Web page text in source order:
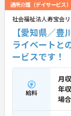
通所介護（デイサービス）
社会福祉法人寿宝会
【愛知県／
ライベートと
ービスです！
給料
月収
年収
場合